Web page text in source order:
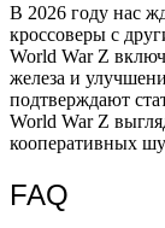
В 2026 году нас
кроссоверы с
World War Z
железа и
подтверждают
World War Z
кооперативных
FAQ